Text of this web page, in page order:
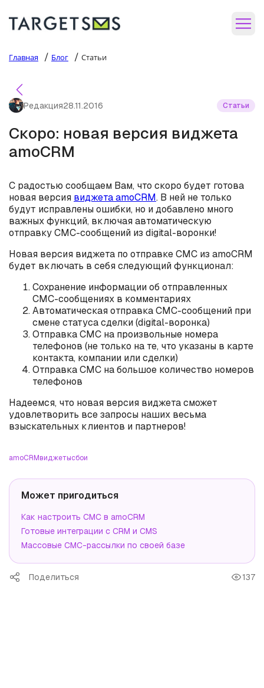
Главная / Блог / Статьи
Редакция28.11.2016 Статьи
Скоро: новая версия виджета
amoCRM
С радостью сообщаем Вам, что скоро будет готова
новая версия виджета amoCRM. В ней не только
будут исправлены ошибки, но и добавлено много
важных функций, включая автоматическую
отправку СМС-сообщений из digital-воронки!
Новая версия виджета по отправке СМС из amoCRM
будет включать в себя следующий функционал:
Сохранение информации об отправленных
СМС-сообщениях в комментариях
Автоматическая отправка СМС-сообщений при
смене статуса сделки (digital-воронка)
Отправка СМС на произвольные номера
телефонов (не только на те, что указаны в карте
контакта, компании или сделки)
Отправка СМС на большое количество номеров
телефонов
Надеемся, что новая версия виджета сможет
удовлетворить все запросы наших весьма
взыскательных клиентов и партнеров!
amoCRMвиджетысбои
Может пригодиться
Как настроить СМС в amoCRM
Готовые интеграции с CRM и CMS
Массовые СМС-рассылки по своей базе
Поделиться 137